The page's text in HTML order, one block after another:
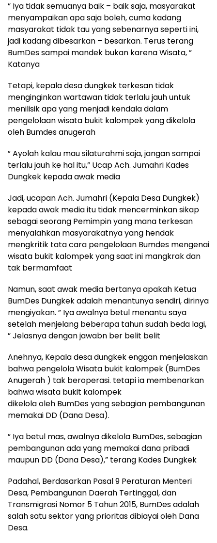
” Iya tidak semuanya baik – baik saja, masyarakat
menyampaikan apa saja boleh, cuma kadang
masyarakat tidak tau yang sebenarnya seperti ini,
jadi kadang dibesarkan – besarkan. Terus terang
BumDes sampai mandek bukan karena Wisata, ”
Katanya
Tetapi, kepala desa dungkek terkesan tidak
menginginkan wartawan tidak terlalu jauh untuk
menilisik apa yang menjadi kendala dalam
pengelolaan wisata bukit kalompek yang dikelola
oleh Bumdes anugerah
” Ayolah kalau mau silaturahmi saja, jangan sampai
terlalu jauh ke hal itu,” Ucap Ach. Jumahri Kades
Dungkek kepada awak media
Jadi, ucapan Ach. Jumahri (Kepala Desa Dungkek)
kepada awak media itu tidak mencerminkan sikap
sebagai seorang Pemimpin yang mana terkesan
menyalahkan masyarakatnya yang hendak
mengkritik tata cara pengelolaan Bumdes mengenai
wisata bukit kalompek yang saat ini mangkrak dan
tak bermamfaat
Namun, saat awak media bertanya apakah Ketua
BumDes Dungkek adalah menantunya sendiri, dirinya
mengiyakan. ” Iya awalnya betul menantu saya
setelah menjelang beberapa tahun sudah beda lagi,
” Jelasnya dengan jawabn ber belit belit
Anehnya, Kepala desa dungkek enggan menjelaskan
bahwa pengelola Wisata bukit kalompek (BumDes
Anugerah ) tak beroperasi. tetapi ia membenarkan
bahwa wisata bukit kalompek
dikelola oleh BumDes yang sebagian pembangunan
memakai DD (Dana Desa).
” Iya betul mas, awalnya dikelola BumDes, sebagian
pembangunan ada yang memakai dana pribadi
maupun DD (Dana Desa),” terang Kades Dungkek
Padahal, Berdasarkan Pasal 9 Peraturan Menteri
Desa, Pembangunan Daerah Tertinggal, dan
Transmigrasi Nomor 5 Tahun 2015, BumDes adalah
salah satu sektor yang prioritas dibiayai oleh Dana
Desa.